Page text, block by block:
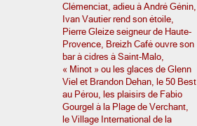
Clémenciat, adieu à André Génin,
Ivan Vautier rend son étoile,
Pierre Gleize seigneur de Haute-
Provence, Breizh Café ouvre son
bar à cidres à Saint-Malo,
« Minot » ou les glaces de Glenn
Viel et Brandon Dehan, le 50 Best
au Pérou, les plaisirs de Fabio
Gourgel à la Plage de Verchant,
le Village International de la